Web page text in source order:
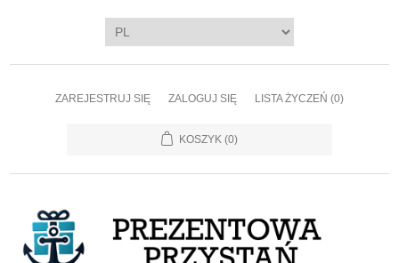
ZAREJESTRUJ SIĘ ZALOGUJ SIĘ LISTA ŻYCZEŃ (0)
KOSZYK (0)